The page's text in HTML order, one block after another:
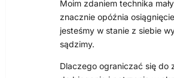
Moim zdaniem technika
znacznie opóźnia
jesteśmy w stanie z siebie
sądzimy.
Dlaczego ograniczać się do